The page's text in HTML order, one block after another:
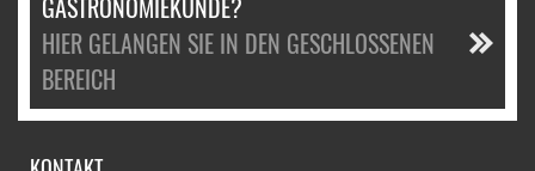
HIER GELANGEN SIE IN DEN GESCHLOSSENEN
BEREICH